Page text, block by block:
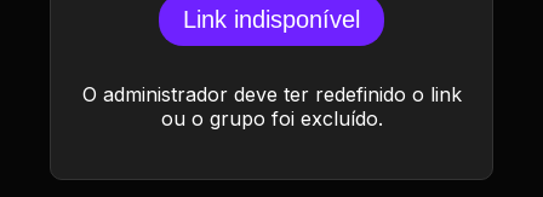
Link indisponível
O administrador deve ter redefinido o link
ou o grupo foi excluído.